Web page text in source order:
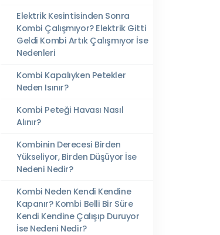
Elektrik Kesintisinden Sonra
Kombi Çalışmıyor? Elektrik Gitti
Geldi Kombi Artık Çalışmıyor İse
Nedenleri
Kombi Kapalıyken Petekler
Neden Isınır?
Kombi Peteği Havası Nasıl
Alınır?
Kombinin Derecesi Birden
Yükseliyor, Birden Düşüyor İse
Nedeni Nedir?
Kombi Neden Kendi Kendine
Kapanır? Kombi Belli Bir Süre
Kendi Kendine Çalışıp Duruyor
İse Nedeni Nedir?